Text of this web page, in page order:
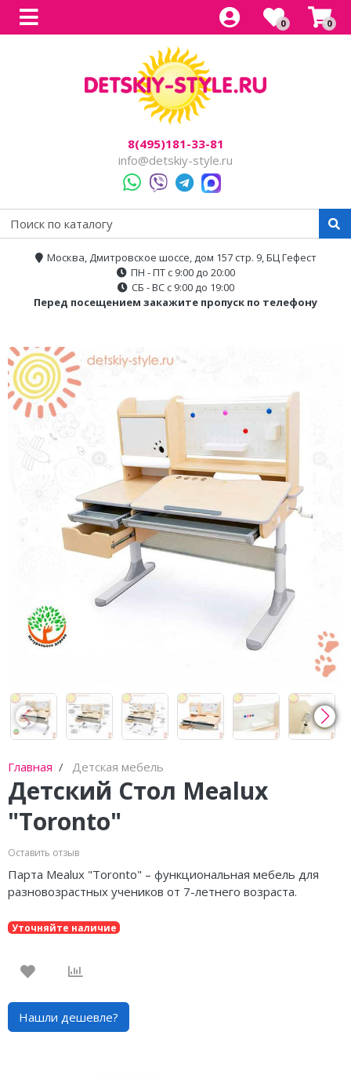
0 0
8(495)181-33-81
info@detskiy-style.ru
Москва, Дмитровское шоссе, дом 157 стр. 9, БЦ Гефест
ПН - ПТ с 9:00 до 20:00
СБ - ВС с 9:00 до 19:00
Перед посещением закажите пропуск по телефону
Главная Детская мебель
Детский Стол Mealux
"Toronto"
Оставить отзыв
Парта Mealux "Toronto" – функциональная мебель для
разновозрастных учеников от 7-летнего возраста.
Уточняйте наличие
Нашли дешевле?
Багги
Мотоциклы
Каталки,толокары
Премиум под заказ
Аксессуары
Для прогулок
Для бездорожья
Электроскутеры
Аксессуары
Детский электроснегокаты
Одноместные